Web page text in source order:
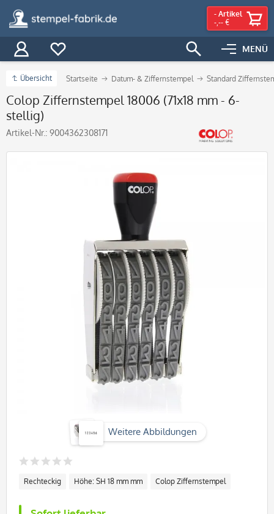
MENÜ
- Artikel
-,-- €
Übersicht Startseite Datum- & Ziffernstempel Standard
Colop Ziffernstempel 18006 (71x18 mm - 6-
stellig)
Artikel-Nr.: 9004362308171
Weitere Abbildungen
Rechteckig Höhe: SH 18 mm mm Colop Ziffernstempel